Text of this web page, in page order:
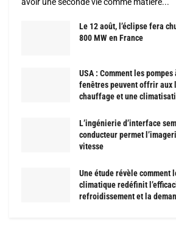
Le 12 août, l’éclipse fera
800 MW en France
USA : Comment les
fenêtres peuvent offrir aux
chauffage et une
L’ingénierie d’interface
conducteur permet
vitesse
Une étude révèle comment
climatique redéfinit
refroidissement et la